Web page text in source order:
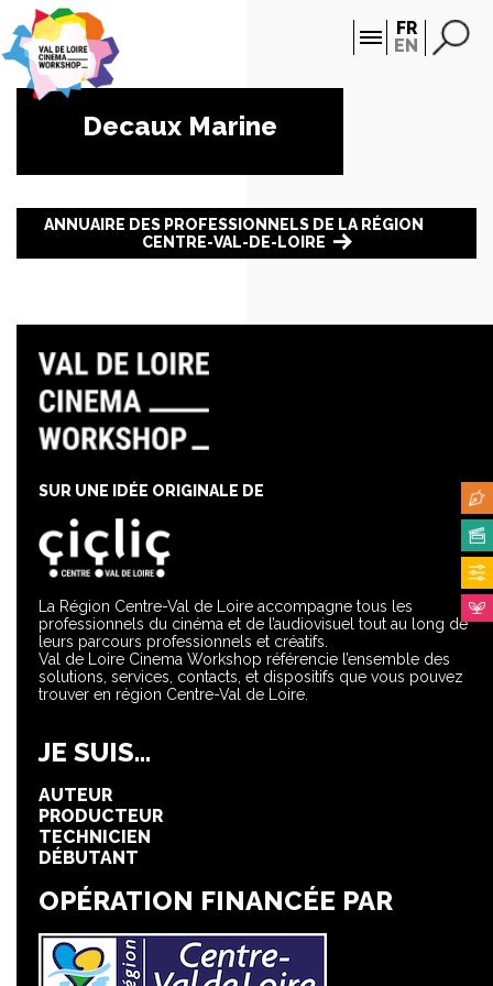
FR
EN
Decaux Marine
ANNUAIRE DES PROFESSIONNELS DE LA RÉGION
CENTRE-VAL-DE-LOIRE
La Région Centre-Val de Loire accompagne tous les
professionnels du cinéma et de l’audiovisuel tout au long de
leurs parcours professionnels et créatifs.
Val de Loire Cinema Workshop référencie l’ensemble des
solutions, services, contacts, et dispositifs que vous pouvez
trouver en région Centre-Val de Loire.
SUR UNE IDÉE ORIGINALE DE
JE SUIS...
AUTEUR
PRODUCTEUR
TECHNICIEN
DÉBUTANT
OPÉRATION FINANCÉE PAR
Panneau de gestion des cookies